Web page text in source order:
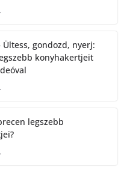
Ültess, gondozd, nyerj:
konyhakertjeit
legszebb